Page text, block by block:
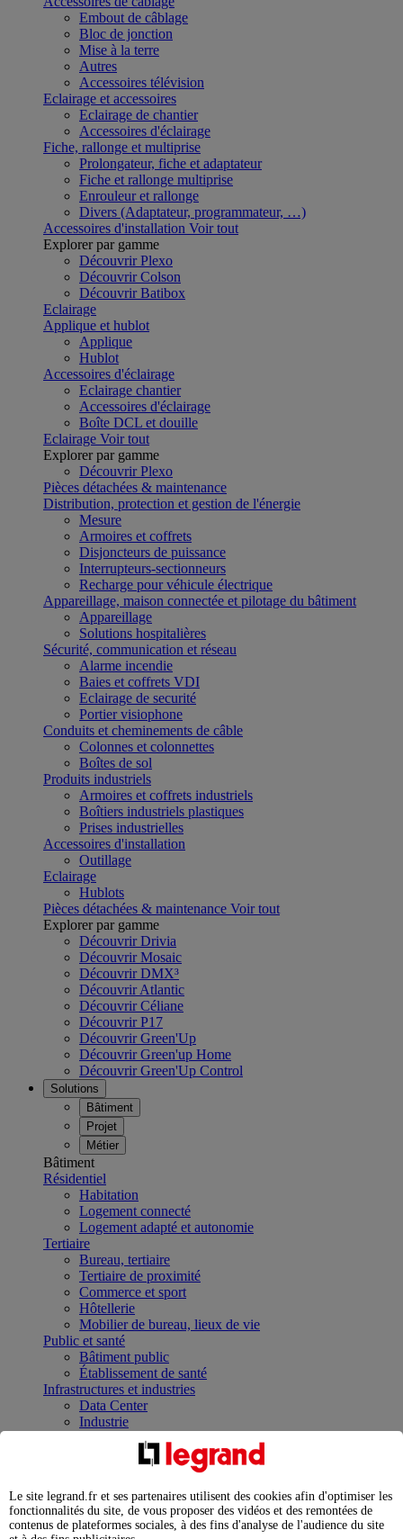
Embout de câblage
Bloc de jonction
Mise à la terre
Autres
Accessoires télévision
Eclairage et accessoires
Eclairage de chantier
Accessoires d'éclairage
Fiche, rallonge et multiprise
Prolongateur, fiche et adaptateur
Fiche et rallonge multiprise
Enrouleur et rallonge
Divers (Adaptateur, programmateur, …)
Accessoires d'installation Voir tout
Explorer par gamme
Découvrir Plexo
Découvrir Colson
Découvrir Batibox
Eclairage
Applique et hublot
Applique
Hublot
Accessoires d'éclairage
Eclairage chantier
Accessoires d'éclairage
Boîte DCL et douille
Eclairage Voir tout
Explorer par gamme
Découvrir Plexo
Pièces détachées & maintenance
Distribution, protection et gestion de l'énergie
Mesure
Armoires et coffrets
Disjoncteurs de puissance
Interrupteurs-sectionneurs
Recharge pour véhicule électrique
Appareillage, maison connectée et pilotage du bâtiment
Appareillage
Solutions hospitalières
Sécurité, communication et réseau
Alarme incendie
Baies et coffrets VDI
Eclairage de securité
Portier visiophone
Conduits et cheminements de câble
Colonnes et colonnettes
Boîtes de sol
Produits industriels
Armoires et coffrets industriels
Boîtiers industriels plastiques
Prises industrielles
Accessoires d'installation
Outillage
Eclairage
Hublots
Pièces détachées & maintenance Voir tout
Explorer par gamme
Découvrir Drivia
Découvrir Mosaic
Découvrir DMX³
Découvrir Atlantic
Découvrir Céliane
Découvrir P17
Découvrir Green'Up
Découvrir Green'up Home
Découvrir Green'Up Control
Solutions
Bâtiment
Projet
Métier
Bâtiment
Résidentiel
Habitation
Logement connecté
Logement adapté et autonomie
Tertiaire
Bureau, tertiaire
Tertiaire de proximité
Commerce et sport
Hôtellerie
Mobilier de bureau, lieux de vie
Public et santé
Bâtiment public
Établissement de santé
Infrastructures et industries
Data Center
Industrie
Infrastructures
Contrôler et planifier le fonctionnement des appareils
Répartir et optimiser son tableau électrique
Legrand Data Center Solutions : concentrer les
expertises au service de vos performances
Le site legrand.fr et ses partenaires utilisent des cookies afin d'optimiser les
fonctionnalités du site, de vous proposer des vidéos et des remontées de
contenus de plateformes sociales, à des fins d'analyse de l'audience du site